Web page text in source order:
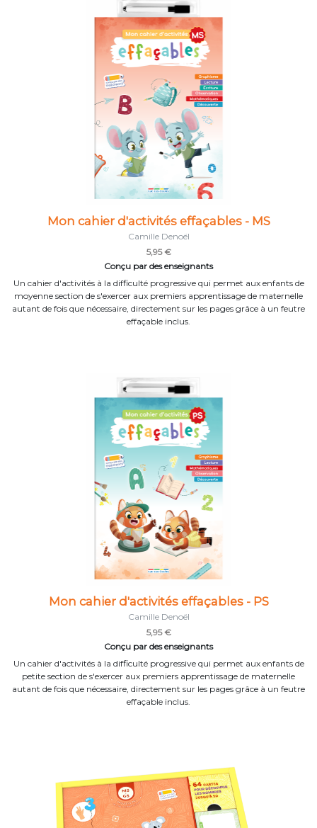
Mon cahier d'activités effaçables - MS
Camille Denoël
5,95 €
Conçu par des enseignants
Un cahier d'activités à la difficulté progressive qui permet aux enfants de
moyenne section de s'exercer aux premiers apprentissage de maternelle
autant de fois que nécessaire, directement sur les pages grâce à un feutre
effaçable inclus.
Mon cahier d'activités effaçables - PS
Camille Denoël
5,95 €
Conçu par des enseignants
Un cahier d'activités à la difficulté progressive qui permet aux enfants de
petite section de s'exercer aux premiers apprentissage de maternelle
autant de fois que nécessaire, directement sur les pages grâce à un feutre
effaçable inclus.